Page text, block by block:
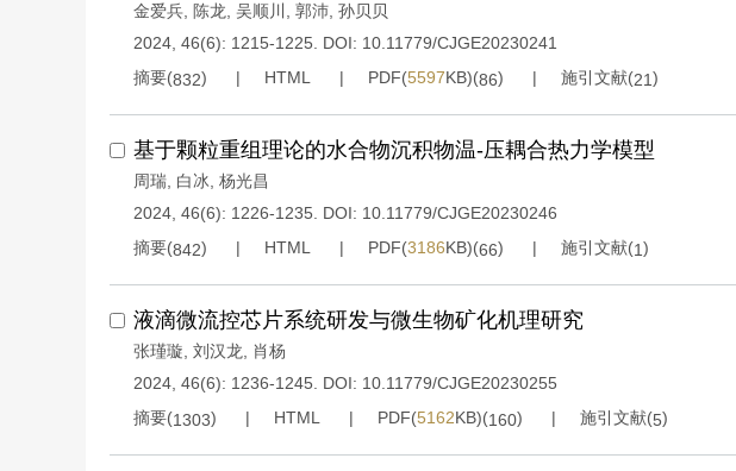
金爱兵 陈龙 吴顺川 郭沛 孙贝贝
2024, 46(6): 1215-1225.
DOI: 10.11779/CJGE20230241
摘要(832) HTML PDF(5597KB)(86) 施引文献(21)
基于颗粒重组理论的水合物沉积物温-压耦合热力学模型
周瑞 白冰 杨光昌
2024, 46(6): 1226-1235.
DOI: 10.11779/CJGE20230246
摘要(842) HTML PDF(3186KB)(66) 施引文献(1)
液滴微流控芯片系统研发与微生物矿化机理研究
张瑾璇 刘汉龙
肖杨
2024, 46(6): 1236-1245.
DOI: 10.11779/CJGE20230255
摘要(1303) HTML PDF(5162KB)(160) 施引文献(5)